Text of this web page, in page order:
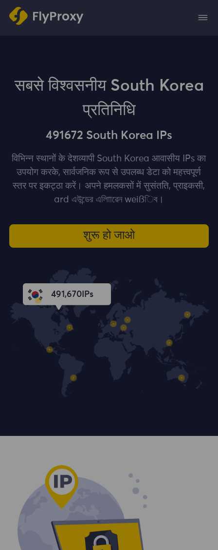
सबसे विश्वसनीय South Korea
प्रतिनिधि
491672 South Korea IPs
विभिन्न स्थानों के देशव्यापी South Korea आवासीय IPs का
उपयोग करके, सार्वजनिक रूप से उपलब्ध डेटा को महत्त्वपूर्ण
स्‍तर पर इकट्‍ठा करें। अपने हमलकसों में सुसंतति, प्राइकसी,
ard এউন্ডের এলািাৱেন weißিব।
शुरू हो जाओ
491,672IPs